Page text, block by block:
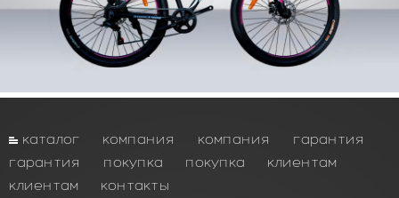
каталог компания компания
гарантия
гарантия
покупка покупка
клиентам
клиентам
контакты